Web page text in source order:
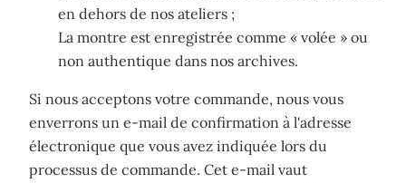
en dehors de nos ateliers ;
La montre est enregistrée comme « volée » ou
non authentique dans nos archives.
Si nous acceptons votre commande, nous vous
enverrons un e-mail de confirmation à l'adresse
électronique que vous avez indiquée lors du
processus de commande. Cet e-mail vaut